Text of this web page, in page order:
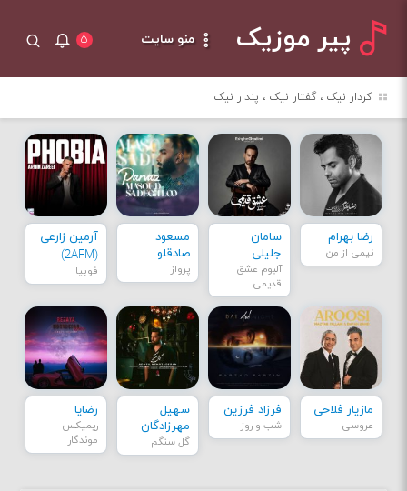
پیر موزیک منو سایت ۵
کردار نیک ، گفتار نیک ، پندار نیک
رضا بهرام
نیمی از من
سامان
جلیلی
آلبوم عشق
قدیمی
مسعود
صادقلو
پرواز
آرمین زارعی
(2AFM)
فوبیا
مازیار فلاحی
عروسی
فرزاد فرزین
شب و روز
سهیل
مهرزادگان
گل سنگم
رضایا
ریمیکس
موندگار